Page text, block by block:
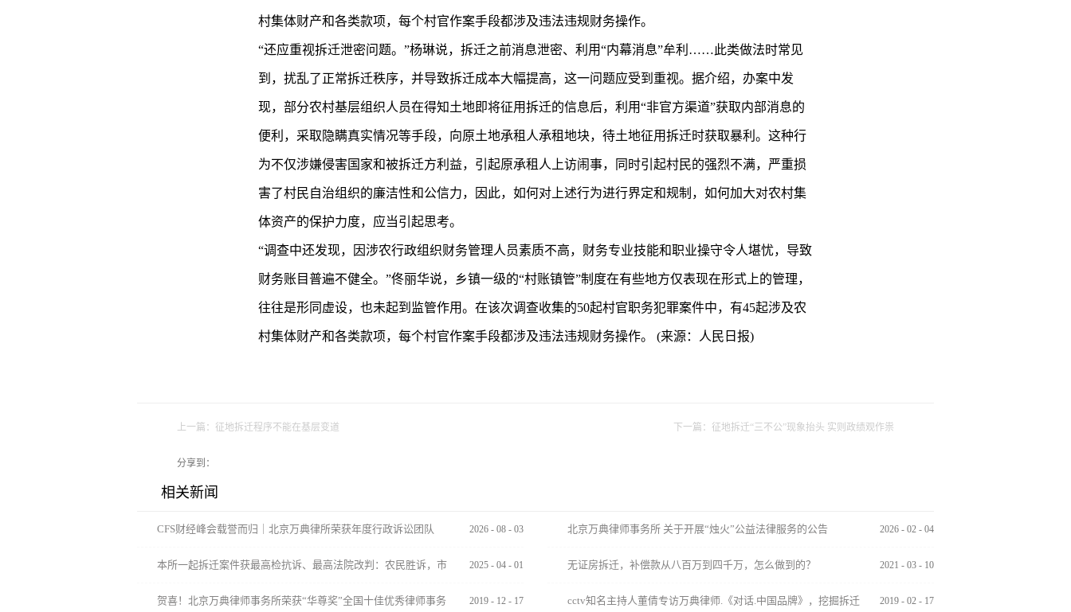
村集体财产和各类款项，每个村官作案手段都涉及违法违规财务操作。
“还应重视拆迁泄密问题。”杨琳说，拆迁之前消息泄密、利用“内幕消息”牟利……此类做法时常见
到，扰乱了正常拆迁秩序，并导致拆迁成本大幅提高，这一问题应受到重视。据介绍，办案中发
现，部分农村基层组织人员在得知土地即将征用拆迁的信息后，利用“非官方渠道”获取内部消息的
便利，采取隐瞒真实情况等手段，向原土地承租人承租地块，待土地征用拆迁时获取暴利。这种行
为不仅涉嫌侵害国家和被拆迁方利益，引起原承租人上访闹事，同时引起村民的强烈不满，严重损
害了村民自治组织的廉洁性和公信力，因此，如何对上述行为进行界定和规制，如何加大对农村集
体资产的保护力度，应当引起思考。
“调查中还发现，因涉农行政组织财务管理人员素质不高，财务专业技能和职业操守令人堪忧，导致
财务账目普遍不健全。”佟丽华说，乡镇一级的“村账镇管”制度在有些地方仅表现在形式上的管理，
往往是形同虚设，也未起到监管作用。在该次调查收集的50起村官职务犯罪案件中，有45起涉及农
村集体财产和各类款项，每个村官作案手段都涉及违法违规财务操作。 (来源：人民日报)
上一篇： 征地拆迁程序不能在基层变道 下一篇： 征地拆迁“三不公”现象抬头 实则政绩观作祟
分享到：
相关新闻
CFS财经峰会载誉而归｜北京万典律所荣获年度行政诉讼团队 2026 - 08 - 03 北京万典律师事务所 关于开展“烛火”公益法律服务的公告 2026 - 02 - 04
本所一起拆迁案件获最高检抗诉、最高法院改判：农民胜诉，市
政府和街道办违法
2025 - 04 - 01 无证房拆迁，补偿款从八百万到四千万，怎么做到的？ 2021 - 03 - 10
贺喜！北京万典律师事务所荣获“华尊奖”全国十佳优秀律师事务 2019 - 12 - 17 cctv知名主持人董倩专访万典律师.《对话.中国品牌》，挖掘拆迁 2019 - 02 - 17